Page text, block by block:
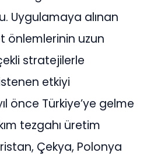
Uygulamaya alınan
önlemlerinin uzun
stratejilerle
etkiyi
önce Türkiye’ye gelme
tezgahı üretim
Çekya, Polonya